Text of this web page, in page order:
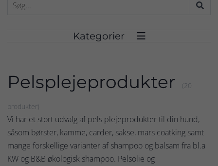
Kategorier 
Pelsplejeprodukter (20
produkter)
Vi har et stort udvalg af pels plejeprodukter til din hund,
såsom børster, kamme, carder, sakse, mars coatking samt
mange forskellige varianter af shampoo og balsam fra bl.a
KW og B&B økologisk shampoo. Pelsolie og